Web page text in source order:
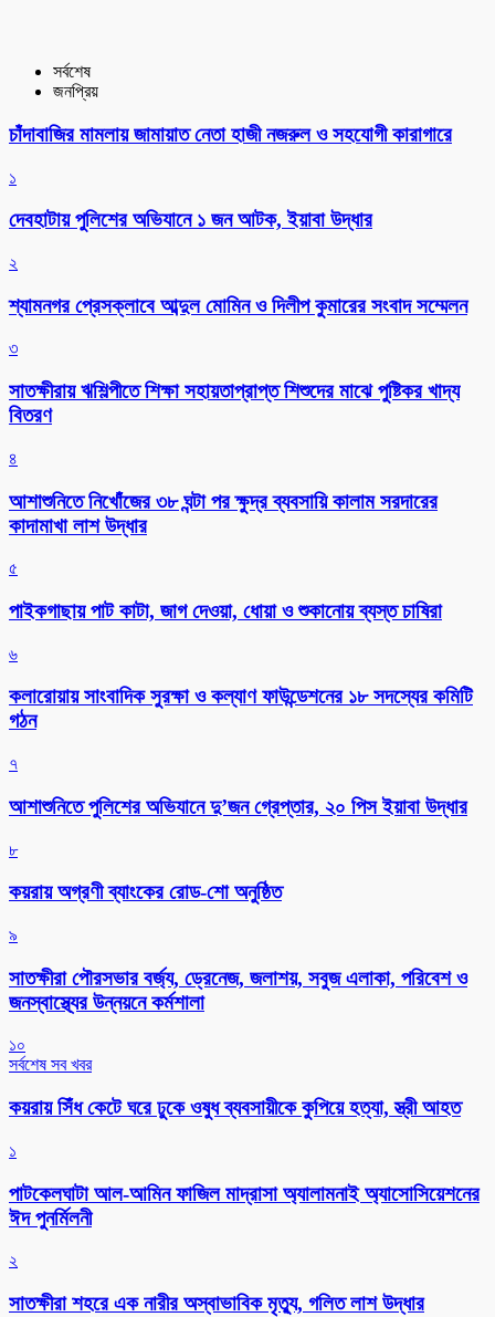
সর্বশেষ
জনপ্রিয়
চাঁদাবাজির মামলায় জামায়াত নেতা হাজী নজরুল ও সহযোগী কারাগারে
১
দেবহাটায় পুলিশের অভিযানে ১ জন আটক, ইয়াবা উদ্ধার
২
শ্যামনগর প্রেসক্লাবে আব্দুল মোমিন ও দিলীপ কুমারের সংবাদ সম্মেলন
৩
সাতক্ষীরায় ঋশিল্পীতে শিক্ষা সহায়তাপ্রাপ্ত শিশুদের মাঝে পুষ্টিকর খাদ্য
বিতরণ
৪
আশাশুনিতে নিখোঁজের ৩৮ ঘন্টা পর ক্ষুদ্র ব্যবসায়ি কালাম সরদারের
কাদামাখা লাশ উদ্ধার
৫
পাইকগাছায় পাট কাটা, জাগ দেওয়া, ধোয়া ও শুকানোয় ব্যস্ত চাষিরা
৬
কলারোয়ায় সাংবাদিক সুরক্ষা ও কল্যাণ ফাউন্ডেশনের ১৮ সদস্যের কমিটি
গঠন
৭
আশাশুনিতে পুলিশের অভিযানে দু’জন গ্রেপ্তার, ২০ পিস ইয়াবা উদ্ধার
৮
কয়রায় অগ্রণী ব্যাংকের রোড-শো অনুষ্ঠিত
৯
সাতক্ষীরা পৌরসভার বর্জ্য, ড্রেনেজ, জলাশয়, সবুজ এলাকা, পরিবেশ ও
জনস্বাস্থ্যের উন্নয়নে কর্মশালা
১০
সর্বশেষ সব খবর
কয়রায় সিঁধ কেটে ঘরে ঢুকে ওষুধ ব্যবসায়ীকে কুপিয়ে হত্যা, স্ত্রী আহত
১
পাটকেলঘাটা আল-আমিন ফাজিল মাদ্রাসা অ্যালামনাই অ্যাসোসিয়েশনের
ঈদ পুনর্মিলনী
২
সাতক্ষীরা শহরে এক নারীর অস্বাভাবিক মৃত্যু, গলিত লাশ উদ্ধার